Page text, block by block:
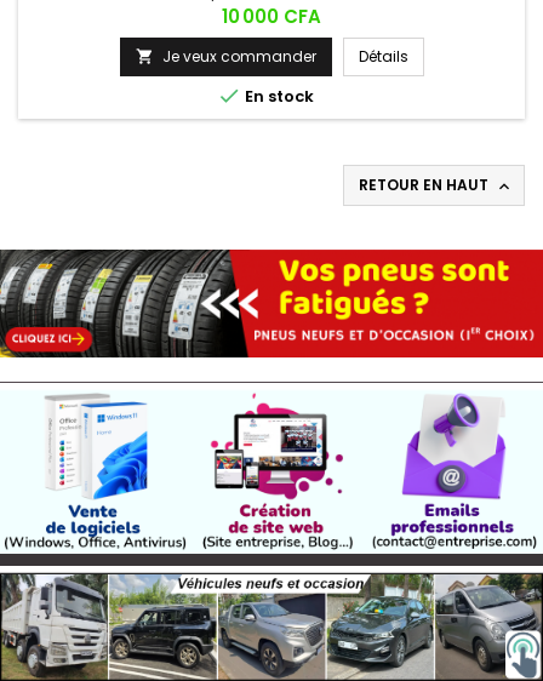
solides. Idéal pour l'entraînement, les matchs de loisir.
Prix
10 000 CFA
 Je veux commander Détails
 En stock
RETOUR EN HAUT 